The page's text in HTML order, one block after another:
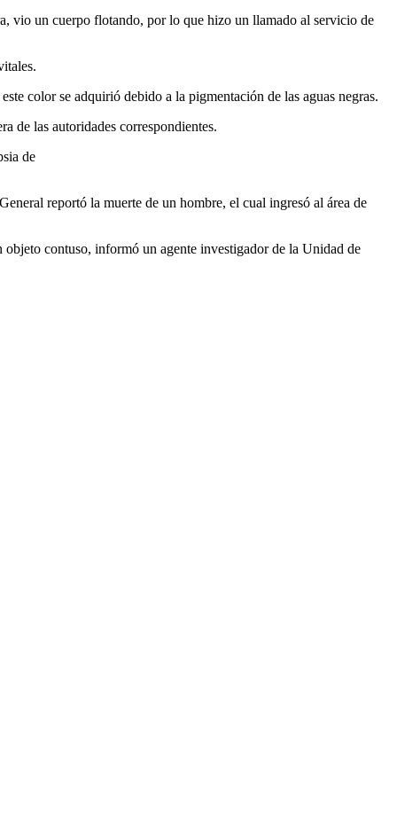
vio un cuerpo flotando, por lo que hizo un llamado al servicio de
color se adquirió debido a la pigmentación de las aguas negras.
de las autoridades correspondientes.
de
reportó la muerte de un hombre, el cual ingresó al área de
objeto contuso, informó un agente investigador de la Unidad de